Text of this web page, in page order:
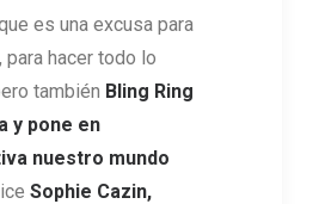
es una excusa para
hacer todo lo
también Bling Ring
y pone en
nuestro mundo
Sophie Cazin,